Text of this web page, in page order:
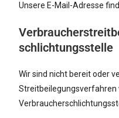
Unsere E-Mail-Adresse
schlichtungs­stelle
Wir sind nicht bereit oder
Streitbeilegungsverfahren